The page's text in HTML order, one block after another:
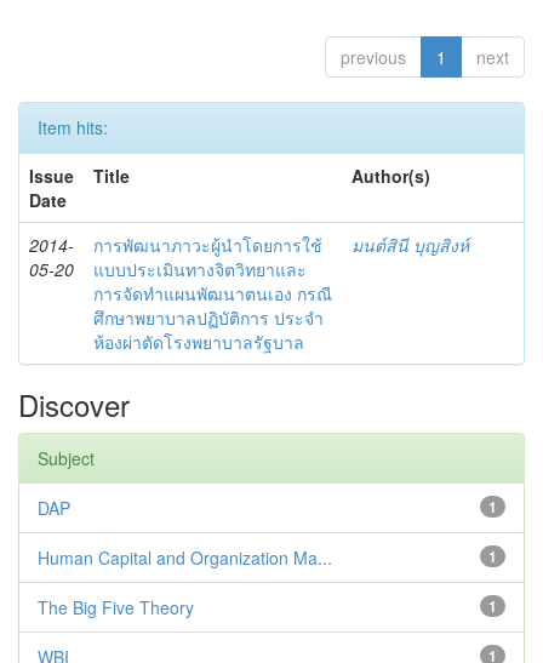
previous 1 next
Item hits:
Issue
Date
Title Author(s)
2014-
05-20
การพัฒนาภาวะผู้นำโดยการใช้
แบบประเมินทางจิตวิทยาและ
การจัดทำแผนพัฒนาตนเอง กรณี
ศึกษาพยาบาลปฏิบัติการ ประจำ
ห้องผ่าตัดโรงพยาบาลรัฐบาล
มนต์สินี บุญสิงห์
Discover
Subject
1
DAP
1
Human Capital and Organization Ma...
1
The Big Five Theory
1
WBI